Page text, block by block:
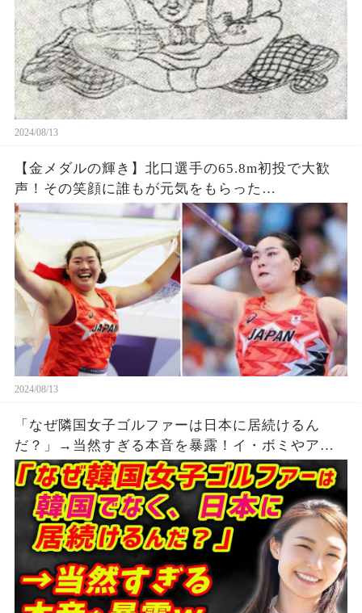
2024/08/13
【金メダルの輝き】北口選手の65.8m初投で大歓
声！その笑顔に誰もが元気をもらった…
2024/08/13
「なぜ隣国女子ゴルファーは日本に居続けるん
だ？」→当然すぎる本音を暴露！イ・ボミやア
ン・シネなどが日本でゴルフをする理由